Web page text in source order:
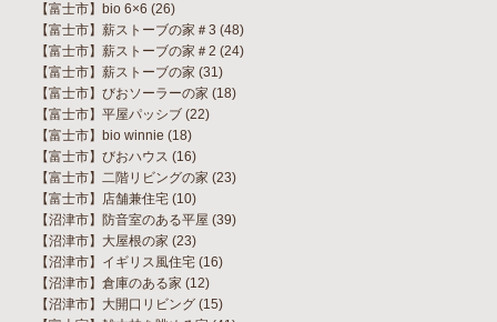
【富士市】bio 6×6 (26)
【富士市】薪ストーブの家＃3 (48)
【富士市】薪ストーブの家＃2 (24)
【富士市】薪ストーブの家 (31)
【富士市】びおソーラーの家 (18)
【富士市】平屋パッシブ (22)
【富士市】bio winnie (18)
【富士市】びおハウス (16)
【富士市】二階リビングの家 (23)
【富士市】店舗兼住宅 (10)
【沼津市】防音室のある平屋 (39)
【沼津市】大屋根の家 (23)
【沼津市】イギリス風住宅 (16)
【沼津市】倉庫のある家 (12)
【沼津市】大開口リビング (15)